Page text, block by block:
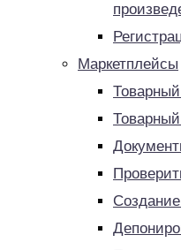
Маркетплейсы